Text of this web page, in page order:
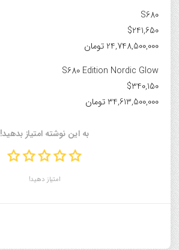
S680
$241,650
24,748,500,000 تومان
S680 Edition Nordic Glow
$340,150
34,613,500,000 تومان
به این نوشته امتیاز بدهید!
امتیاز دهید!